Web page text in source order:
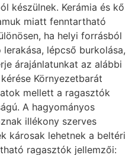
készülnek. Kerámia és kő
miatt fenntartható
ha helyi forrásból
lépcső burkolása,
árajánlatunkat az alábbi
Környezetbarát
mellett a ragasztók
A hagyományos
illékony szerves
károsak lehetnek a beltéri
ragasztók jellemzői: